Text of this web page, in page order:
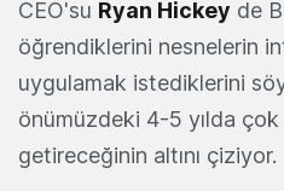
CEO'su Ryan Hickey de
öğrendiklerini nesnelerin
uygulamak istediklerini
önümüzdeki 4-5 yılda
getireceğinin altını çiziyor.